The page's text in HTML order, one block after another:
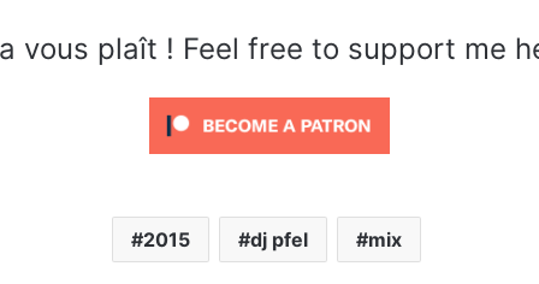
vous plaît ! Feel free to support me
2015 dj pfel mix